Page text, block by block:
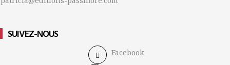
SUIVEZ-NOUS
Facebook